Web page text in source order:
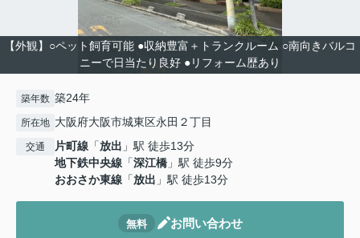
【外観】○ペット飼育可能 ●収納豊富＋トランクルーム ○南向きバルコ
ニーで日当たり良好 ●リフォーム歴あり
築年数 築24年
所在地 大阪府大阪市城東区永田２丁目
交通 片町線 「放出 」駅 徒歩13分
地下鉄中央線 「深江橋 」駅 徒歩9分
おおさか東線 「放出 」駅 徒歩13分
無料 お問い合わせ